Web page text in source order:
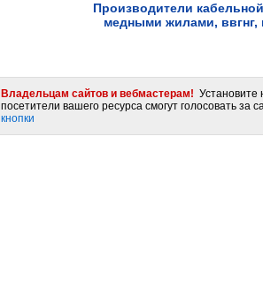
Производители
медными жилами, ввгнг,
Владельцам сайтов и вебмастерам! Установите
посетители вашего ресурса смогут голосовать за
кнопки